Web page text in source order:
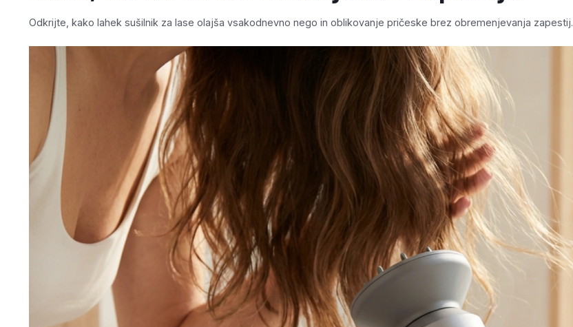
Odkrijte, kako lahek sušilnik za lase olajša vsakodnevno nego in oblikovanje pričeske brez obremenjevanja zapestij.